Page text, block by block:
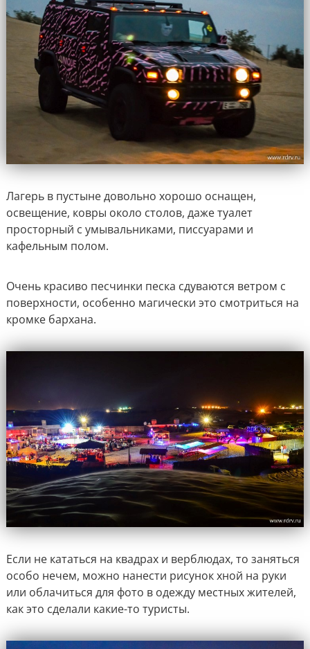
Лагерь в пустыне довольно хорошо оснащен,
освещение, ковры около столов, даже туалет
просторный с умывальниками, писсуарами и
кафельным полом.
Очень красиво песчинки песка сдуваются ветром с
поверхности, особенно магически это смотриться на
кромке бархана.
Если не кататься на квадрах и верблюдах, то заняться
особо нечем, можно нанести рисунок хной на руки
или облачиться для фото в одежду местных жителей,
как это сделали какие-то туристы.